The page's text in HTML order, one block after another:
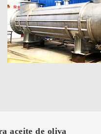
aceite de oliva